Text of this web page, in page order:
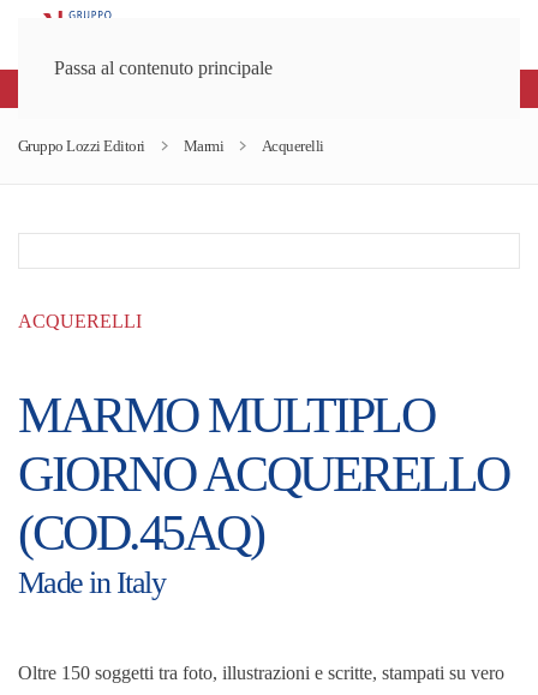
Passa al contenuto principale
Gruppo Lozzi Editori Marmi Acquerelli
ACQUERELLI
MARMO MULTIPLO
GIORNO ACQUERELLO
(COD.45AQ)
Made in Italy
Oltre 150 soggetti tra foto, illustrazioni e scritte, stampati su vero